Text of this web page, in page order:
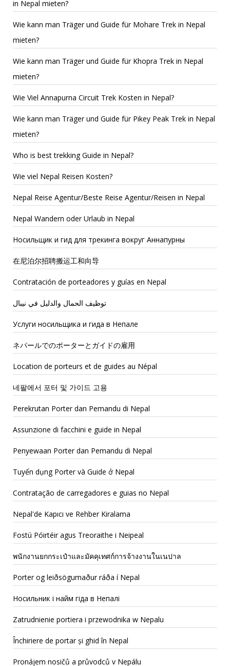
in Nepal mieten?
Wie kann man Träger und Guide für Mohare Trek in Nepal
mieten?
Wie kann man Träger und Guide für Khopra Trek in Nepal
mieten?
Wie Viel Annapurna Circuit Trek Kosten in Nepal?
Wie kann man Träger und Guide für Pikey Peak Trek in Nepal
mieten?
Who is best trekking Guide in Nepal?
Wie viel Nepal Reisen Kosten?
Nepal Reise Agentur/Beste Reise Agentur/Reisen in Nepal
Nepal Wandern oder Urlaub in Nepal
Носильщик и гид для трекинга вокруг Аннапурны
在尼泊尔招聘搬运工和向导
Contratación de porteadores y guías en Nepal
توظيف الحمال والدليل في نيبال
Услуги носильщика и гида в Непале
ネパールでのポーターとガイドの雇用
Location de porteurs et de guides au Népal
네팔에서 포터 및 가이드 고용
Perekrutan Porter dan Pemandu di Nepal
Assunzione di facchini e guide in Nepal
Penyewaan Porter dan Pemandu di Nepal
Tuyển dụng Porter và Guide ở Nepal
Contratação de carregadores e guias no Nepal
Nepal'de Kapıcı ve Rehber Kiralama
Fostú Póirtéir agus Treoraithe i Neipeal
พนักงานยกกระเป๋าและมัคคุเทศก์การจ้างงานในเนปาล
Porter og leiðsögumaður ráða í Nepal
Носильник і найм гіда в Непалі
Zatrudnienie portiera i przewodnika w Nepalu
Închiriere de portar și ghid în Nepal
Pronájem nosičů a průvodců v Nepálu